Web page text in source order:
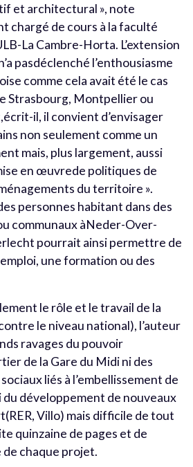
et architectural », note
chargé de cours à la faculté
La Cambre-Horta. L’extension
pasdéclenché l’enthousiasme
comme cela avait été le cas
Strasbourg, Montpellier ou
il, il convient d’envisager
non seulement comme un
mais, plus largement, aussi
en œuvrede politiques de
du territoire ».
personnes habitant dans des
communaux àNeder-Over-
pourrait ainsi permettre de
une formation ou des
le rôle et le travail de la
le niveau national), l’auteur
ravages du pouvoir
de la Gare du Midi ni des
liés à l’embellissement de
développement de nouveaux
Villo) mais difficile de tout
quinzaine de pages et de
chaque projet.